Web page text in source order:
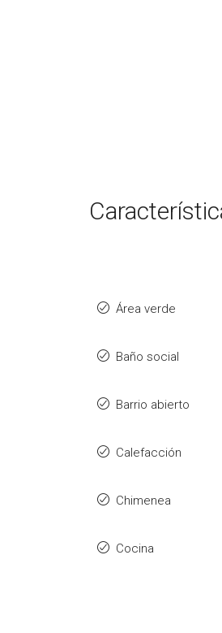
Área verde
Baño social
Barrio abierto
Calefacción
Chimenea
Cocina